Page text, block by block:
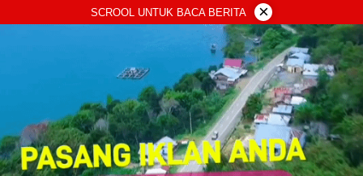
ke
SCROOL UNTUK BACA BERITA ×